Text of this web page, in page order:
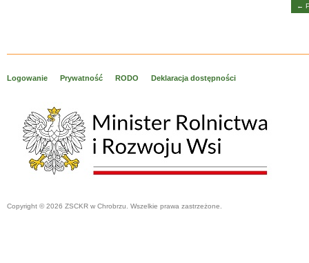
←
Logowanie Prywatność RODO Deklaracja dostępności
Copyright © 2026 ZSCKR w Chrobrzu. Wszelkie prawa zastrzeżone.